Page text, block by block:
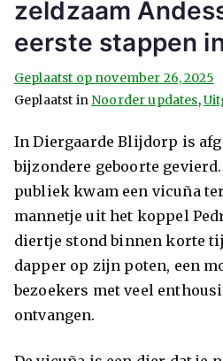
zeldzaam
eerste stappen
Geplaatst op november 26, 2025
Geplaatst in Noorder updates,
In Diergaarde Blijdorp is
bijzondere geboorte
publiek kwam een vicuña
mannetje uit het koppel
diertje stond binnen korte
dapper op zijn poten, een
bezoekers met veel
ontvangen.